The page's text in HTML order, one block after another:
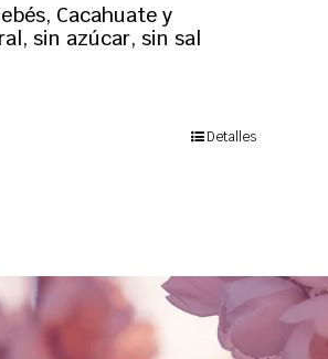
Cacahuate y
sin azúcar, sin sal
Detalles